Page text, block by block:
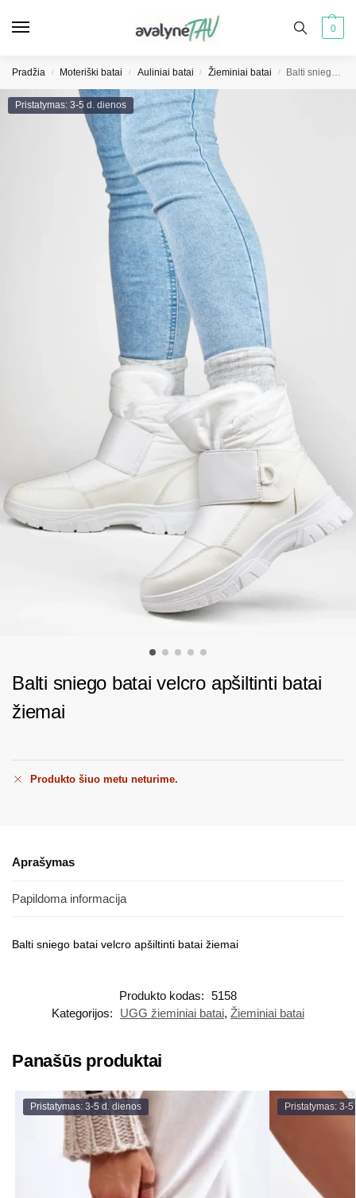
0
Pradžia / Moteriški batai / Auliniai batai / Žieminiai batai / Balti sniego batai velcro apšiltinti batai žiemai
Pristatymas: 3-5 d. dienos
Balti sniego batai velcro apšiltinti batai
žiemai
Produkto šiuo metu neturime.
Aprašymas
Papildoma informacija
Balti sniego batai velcro apšiltinti batai žiemai
Produkto kodas: 5158
Kategorijos:
UGG žieminiai batai, Žieminiai batai
Panašūs produktai
Pristatymas: 3-5 d. dienos Pristatymas: 3-